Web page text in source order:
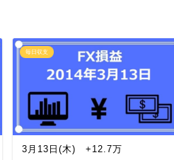
毎日収支
3月13日(木) +12.7万